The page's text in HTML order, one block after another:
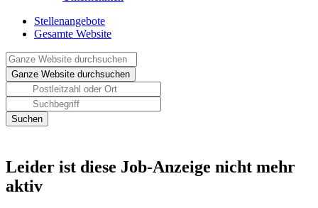
Stellenangebote
Gesamte Website
Leider ist diese Job-Anzeige nicht mehr
aktiv